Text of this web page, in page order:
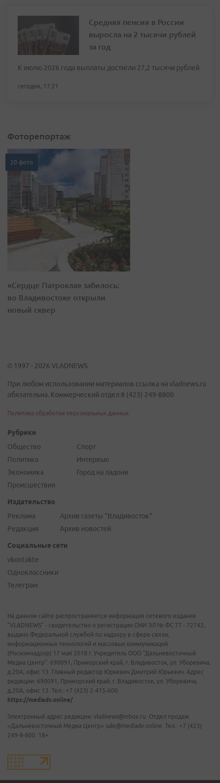
Средняя пенсия в России
выросла на 2 тысячи рублей
за год
К июлю 2026 года выплаты достигли 27,2 тысячи рублей
сегодня, 17:21
Фоторепортаж
20 фото
«Сердце Патрокла» забилось:
во Владивостоке открыли
новый сквер
© 1997 - 2026 VLADNEWS
При любом использовании материалов ссылка на vladnews.ru
обязательна. Коммерческий отдел 8 (423) 249-8800
Политика обработки персональных данных
Рубрики
Общество
Политика
Экономика
Происшествия
Спорт
Интервью
Город на ладони
Издательство
Реклама
Редакция
Архив газеты "Владивосток"
Архив новостей
Социальные сети
vkontakte
Одноклассники
Телеграм
На данном сайте распространяется информация сетевого издания
"VLADNEWS" - свидетельство о регистрации СМИ ЭЛ № ФС 77 - 72742,
выдано Федеральной службой по надзору в сфере связи,
информационных технологий и массовых коммуникаций
(Роскомнадзор) 17 мая 2018 г. Учредитель ООО "Дальневосточный
Медиа Центр". 690091, Приморский край, г. Владивосток, ул. Уборевича,
д.20А, офис 13. Главный редактор Юркевич Дмитрий Юрьевич. Адрес
редакции: 690091, Приморский край, г. Владивосток, ул. Уборевича,
д.20А, офис 13. Тел.: +7 (423) 2-415-600.
https://mediadv.online/
Электронный адрес редакции: vladnews@inbox.ru. Отдел продаж
«Дальневосточный Медиа Центр» sale@mediadv.online. Тел.: +7 (423)
249-8-800. 18+